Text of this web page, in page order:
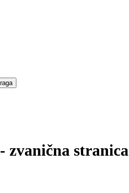
zvanična stranica